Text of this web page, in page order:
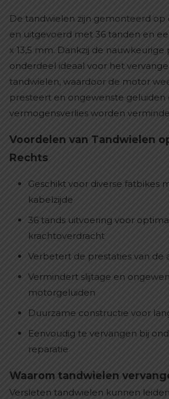
De tandwielen zijn gemonteerd op
en uitgevoerd met 36 tanden en
x 13,5 mm. Dankzij de nauwkeurige
onderdeel ideaal voor het
tandwielen, waardoor de motor
presteert en ongewenste geluiden
vermogensverlies worden
Voordelen van Tandwielen
Rechts
Geschikt voor diverse fatbikes
kabelzijde
36 tands uitvoering voor
krachtoverdracht
Verbetert de prestaties van de
Vermindert slijtage en
motorgeluiden
Duurzame constructie voor
Eenvoudig te vervangen bij
reparatie
Waarom tandwielen
Versleten tandwielen kunnen